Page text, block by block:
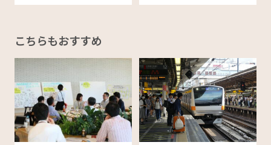
こちらもおすすめ